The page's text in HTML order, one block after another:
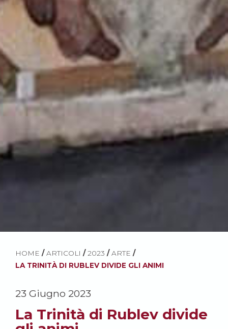
HOME / ARTICOLI / 2023 / ARTE /
LA TRINITÀ DI RUBLEV DIVIDE GLI ANIMI
23 Giugno 2023
La Trinità di Rublev divide